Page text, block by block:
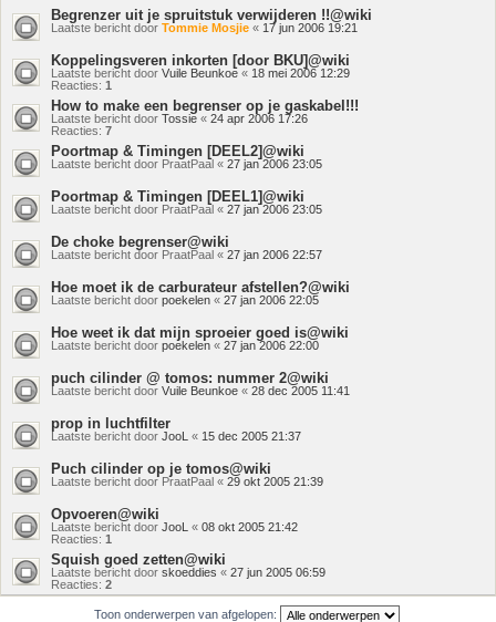
Begrenzer uit je spruitstuk verwijderen !!@wiki
Laatste bericht door Tommie Mosjie « 17 jun 2006 19:21
Koppelingsveren inkorten [door BKU]@wiki
Laatste bericht door Vuile Beunkoe « 18 mei 2006 12:29
Reacties: 1
How to make een begrenser op je gaskabel!!!
Laatste bericht door Tossie « 24 apr 2006 17:26
Reacties: 7
Poortmap & Timingen [DEEL2]@wiki
Laatste bericht door PraatPaal « 27 jan 2006 23:05
Poortmap & Timingen [DEEL1]@wiki
Laatste bericht door PraatPaal « 27 jan 2006 23:05
De choke begrenser@wiki
Laatste bericht door PraatPaal « 27 jan 2006 22:57
Hoe moet ik de carburateur afstellen?@wiki
Laatste bericht door poekelen « 27 jan 2006 22:05
Hoe weet ik dat mijn sproeier goed is@wiki
Laatste bericht door poekelen « 27 jan 2006 22:00
puch cilinder @ tomos: nummer 2@wiki
Laatste bericht door Vuile Beunkoe « 28 dec 2005 11:41
prop in luchtfilter
Laatste bericht door JooL « 15 dec 2005 21:37
Puch cilinder op je tomos@wiki
Laatste bericht door PraatPaal « 29 okt 2005 21:39
Opvoeren@wiki
Laatste bericht door JooL « 08 okt 2005 21:42
Reacties: 1
Squish goed zetten@wiki
Laatste bericht door skoeddies « 27 jun 2005 06:59
Reacties: 2
Toon onderwerpen van afgelopen: